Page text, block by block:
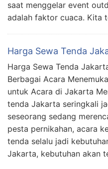
saat menggelar event
adalah faktor cuaca. Kita
Harga Sewa Tenda
Harga Sewa Tenda
Berbagai Acara
untuk Acara di Jakarta
tenda Jakarta seringkali
seseorang sedang
pesta pernikahan, acara
tenda selalu jadi
Jakarta, kebutuhan akan